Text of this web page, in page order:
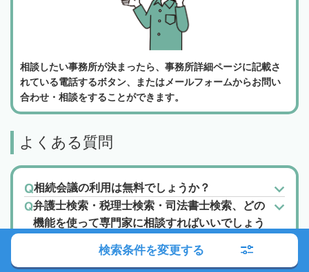
相談したい事務所が決まったら、事務所詳細ページに記載さ
れている電話するボタン、またはメールフォームからお問い
合わせ・相談をすることができます。
よくある質問
相続会議の利用は無料でしょうか？
弁護士検索・税理士検索・司法書士検索、どの
機能を使って専門家に相談すればいいでしょう
相続にあたって、どのくらい相続税が発生する
検索条件を変更する